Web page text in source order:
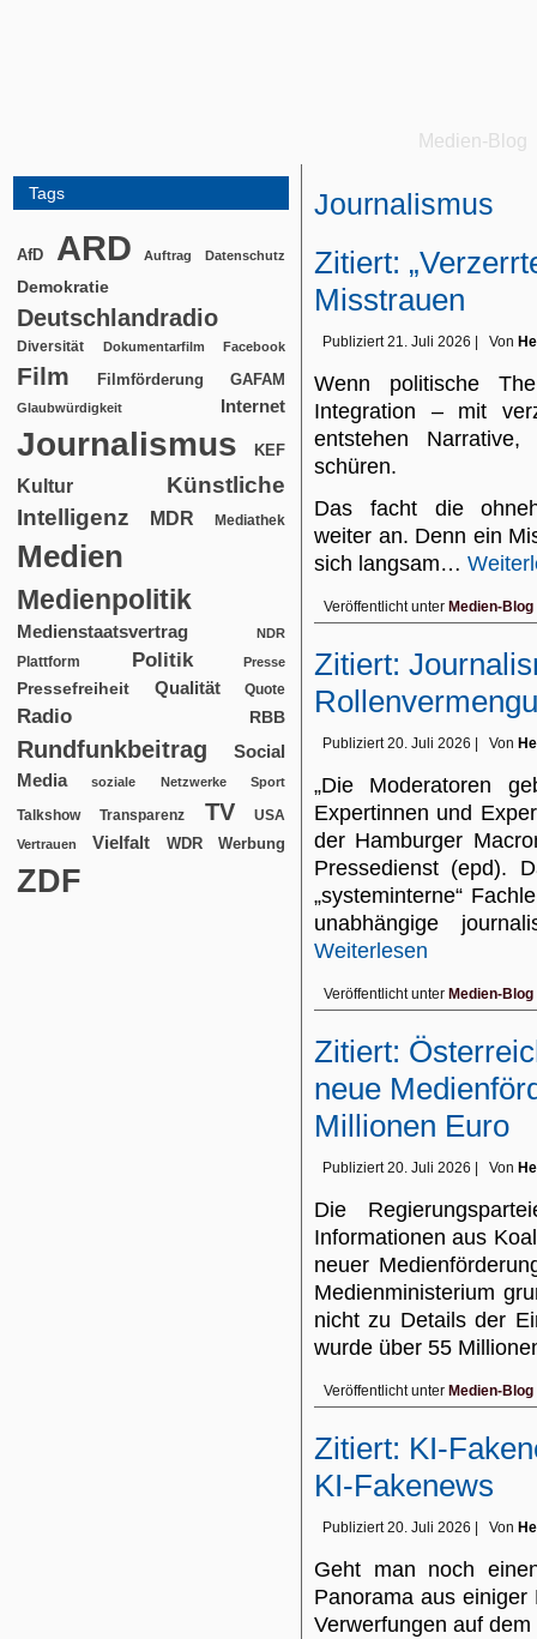
Medien-Blog
Tags
AfD ARD Auftrag Datenschutz
Demokratie
Deutschlandradio
Diversität Dokumentarfilm Facebook
Film Filmförderung GAFAM
Glaubwürdigkeit Internet
Journalismus KEF
Kultur
Künstliche
Intelligenz
MDR Mediathek
Medien
Medienpolitik
Medienstaatsvertrag NDR
Plattform Politik Presse
Pressefreiheit Qualität Quote
Radio RBB
Rundfunkbeitrag
Social
Media
soziale Netzwerke Sport
Talkshow Transparenz TV USA
Vertrauen Vielfalt WDR Werbung
ZDF
Journalismus
Zitiert:
Misstrauen
Publiziert 21. Juli 2026 Von
Wenn politische
Integration – mit
entstehen
schüren.
Das facht die
weiter an. Denn ein
sich langsam…
Veröffentlicht unter Medien-Blog
Zitiert:
Publiziert 20. Juli 2026 Von
„Die Moderatoren
Expertinnen und
der Hamburger
Pressedienst (epd).
„systeminterne“
unabhängige
Weiterlesen
Veröffentlicht unter Medien-Blog
Zitiert:
neue
Millionen Euro
Publiziert 20. Juli 2026 Von
Die
Informationen aus
neuer
Medienministerium
nicht zu Details der
wurde über 55
Veröffentlicht unter Medien-Blog
Zitiert: KI-
KI-Fakenews
Publiziert 20. Juli 2026 Von
Geht man noch
Panorama aus
Verwerfungen auf